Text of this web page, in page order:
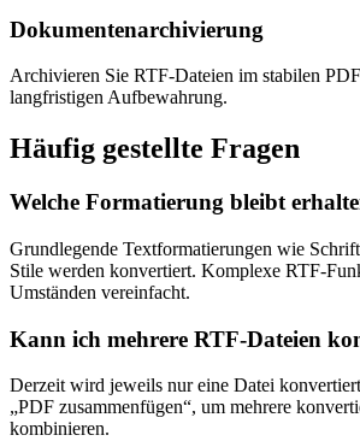
Dokumentenarchivierung
Archivieren Sie RTF-Dateien im stabilen
langfristigen Aufbewahrung.
Häufig gestellte Fragen
Welche Formatierung bleibt
Grundlegende Textformatierungen wie
Stile werden konvertiert. Komplexe RTF-
Umständen vereinfacht.
Kann ich mehrere RTF-Dateien
Derzeit wird jeweils nur eine Datei
„PDF zusammenfügen“, um mehrere
kombinieren.